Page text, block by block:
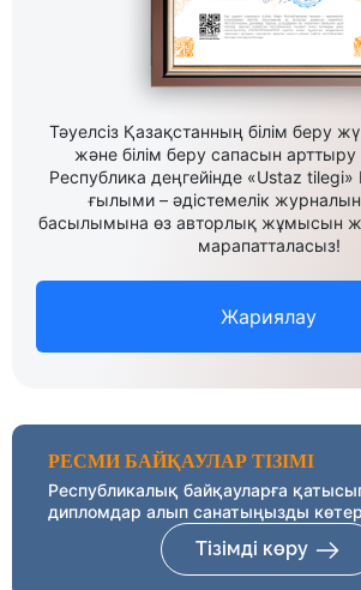
Тәуелсіз Қазақстанның білім беру
және білім беру сапасын
Республика деңгейінде «Ustaz
ғылыми – әдістемелік
басылымына өз авторлық жұмысын
марапатталасыз!
Жариялау
РЕСМИ БАЙҚАУЛАР ТІЗІМІ
Республикалық байқауларға
дипломдар алып санатыңызды
Тізімді көру